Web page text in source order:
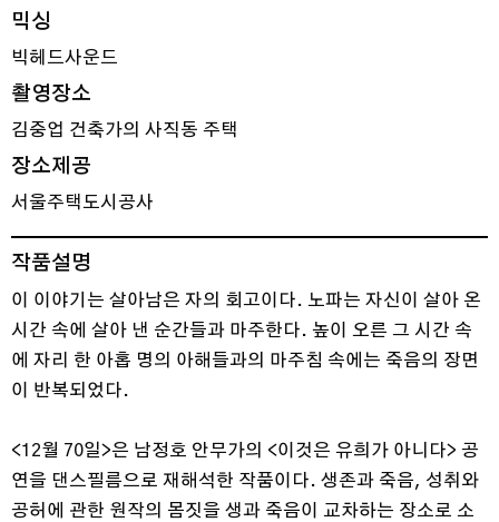
믹싱
빅헤드사운드
촬영장소
김중업 건축가의 사직동 주택
장소제공
서울주택도시공사
작품설명
이 이야기는 살아남은 자의 회고이다. 노파는 자신이 살아 온
시간 속에 살아 낸 순간들과 마주한다. 높이 오른 그 시간 속
에 자리 한 아홉 명의 아해들과의 마주침 속에는 죽음의 장면
이 반복되었다.
<12월 70일>은 남정호 안무가의 <이것은 유희가 아니다> 공
연을 댄스필름으로 재해석한 작품이다. 생존과 죽음, 성취와
공허에 관한 원작의 몸짓을 생과 죽음이 교차하는 장소로 소